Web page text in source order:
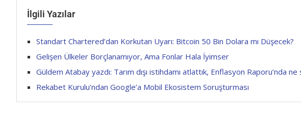
İlgili Yazılar
Standart Chartered’dan Korkutan Uyarı: Bitcoin 50 Bin Dolara mı Düşecek?
Gelişen Ülkeler Borçlanamıyor, Ama Fonlar Hala İyimser
Güldem Atabay yazdı: Tarım dışı istihdamı atlattık, Enflasyon Raporu’nda
Rekabet Kurulu’ndan Google’a Mobil Ekosistem Soruşturması